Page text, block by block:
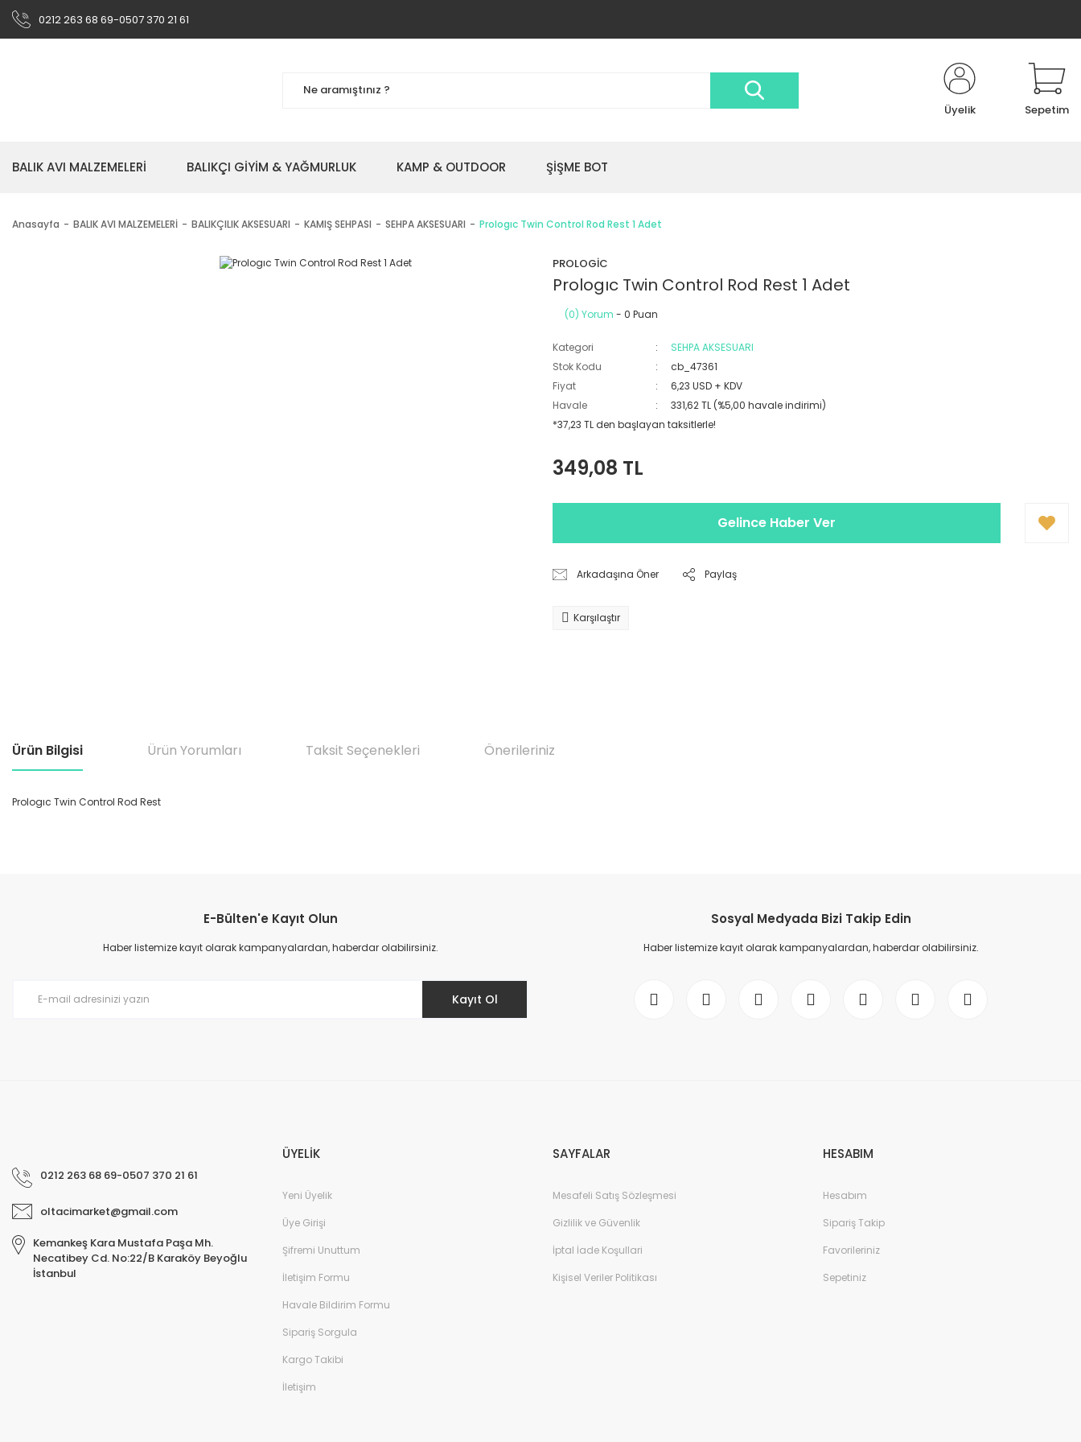
0212 263 68 69-0507 370 21 61
Üyelik Sepetim
BALIK AVI MALZEMELERİ BALIKÇI GİYİM & YAĞMURLUK KAMP & OUTDOOR ŞİŞME BOT
Anasayfa BALIK AVI MALZEMELERİ BALIKÇILIK AKSESUARI KAMIŞ SEHPASI SEHPA AKSESUARI Prologıc Twin Control Rod Rest 1 Adet
PROLOGİC
Prologıc Twin Control Rod Rest 1 Adet
(0) Yorum - 0 Puan
Kategori
SEHPA AKSESUARI
Stok Kodu
cb_47361
Fiyat
6,23 USD + KDV
Havale
331,62 TL (%5,00 havale indirimi)
*37,23 TL den başlayan taksitlerle!
349,08 TL
Gelince Haber Ver
Arkadaşına Öner Paylaş
Karşılaştır
Ürün Bilgisi Ürün Yorumları Taksit Seçenekleri Önerileriniz
Prologıc Twin Control Rod Rest
Ürün resmi kalitesiz, bozuk veya görüntülenemiyor.
Ürün açıklamasında eksik bilgiler bulunuyor.
E-Bülten'e Kayıt Olun
Haber listemize kayıt olarak kampanyalardan, haberdar olabilirsiniz.
Kayıt Ol
Sosyal Medyada Bizi Takip Edin
Haber listemize kayıt olarak kampanyalardan, haberdar olabilirsiniz.
0212 263 68 69-0507 370 21 61
oltacimarket@gmail.com
Kemankeş Kara Mustafa Paşa Mh.
Necatibey Cd. No:22/B Karaköy Beyoğlu
İstanbul
ÜYELİK
Yeni Üyelik
Üye Girişi
Şifremi Unuttum
İletişim Formu
Havale Bildirim Formu
Sipariş Sorgula
Kargo Takibi
İletişim
SAYFALAR
Mesafeli Satış Sözleşmesi
Gizlilik ve Güvenlik
İptal İade Koşullari
Kişisel Veriler Politikası
HESABIM
Hesabım
Sipariş Takip
Favorileriniz
Sepetiniz